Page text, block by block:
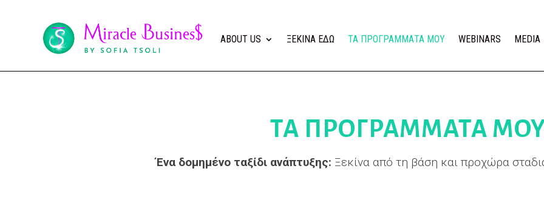
ABOUT US ΞΕΚΙΝΑ ΕΔΩ ΤΑ ΠΡΟΓΡΑΜΜΑΤΑ ΜΟΥ WEBINARS MEDIA
ΤΑ ΠΡΟΓΡΑΜΜΑΤΑ
Ένα δομημένο ταξίδι ανάπτυξης: Ξεκίνα από τη βάση και προχώρα